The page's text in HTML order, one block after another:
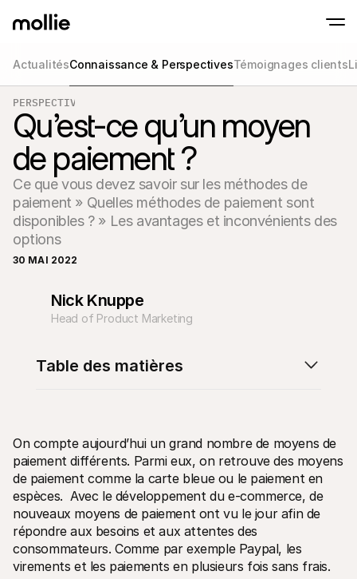
Tap to Pay sur iPhone
Acceptez les paiements sans contact sur
En savoir plus Acceptez et gérez
Paiement en point
Encaissez des
Proposez un
pour la conversion
Paiement
Encaissez des
Partenaires
Pour les agences
Ressources techniques
Portail développeurs
Découvrez les ressources de développement et les mises à
jour
Bibliothèques
Intégrez Mollie avec des packages prêts à l'emploi
Communauté Discord
Rejoignez notre communauté de développeurs
API
À propos de Mollie
ActualitésConnaissance & PerspectivesTémoignages clients
PERSPECTIVES
Qu’est-ce qu’un moyen
de paiement ?
Ce que vous devez savoir sur les méthodes de
paiement » Quelles méthodes de paiement sont
disponibles ? » Les avantages et inconvénients des
options
30 MAI 2022
Nick Knuppe
Head of Product Marketing
On compte aujourd’hui un grand nombre de moyens de
paiement différents. Parmi eux, on retrouve des moyens
de paiement comme la carte bleue ou le paiement en
espèces.  Avec le développement du e-commerce, de
nouveaux moyens de paiement ont vu le jour afin de
répondre aux besoins et aux attentes des
consommateurs. Comme par exemple Paypal, les
virements et les paiements en plusieurs fois sans frais.
Table des matières